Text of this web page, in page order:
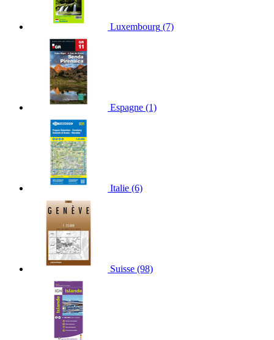
Luxembourg (7)
Espagne (1)
Italie (6)
Suisse (98)